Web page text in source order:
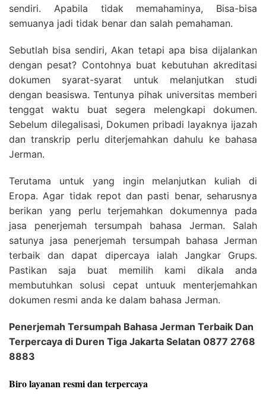
sendiri. Apabila tidak memahaminya, Bisa-bisa
semuanya jadi tidak benar dan salah pemahaman.
Sebutlah bisa sendiri, Akan tetapi apa bisa dijalankan
dengan pesat? Contohnya buat kebutuhan akreditasi
dokumen syarat-syarat untuk melanjutkan studi
dengan beasiswa. Tentunya pihak universitas memberi
tenggat waktu buat segera melengkapi dokumen.
Sebelum dilegalisasi, Dokumen pribadi layaknya ijazah
dan transkrip perlu diterjemahkan dahulu ke bahasa
Jerman.
Terutama untuk yang ingin melanjutkan kuliah di
Eropa. Agar tidak repot dan pasti benar, seharusnya
berikan yang perlu terjemahkan dokumennya pada
jasa penerjemah tersumpah bahasa Jerman. Salah
satunya jasa penerjemah tersumpah bahasa Jerman
terbaik dan dapat dipercaya ialah Jangkar Grups.
Pastikan saja buat memilih kami dikala anda
membutuhkan solusi cepat untuuk menterjemahkan
dokumen resmi anda ke dalam bahasa Jerman.
Penerjemah Tersumpah Bahasa Jerman Terbaik Dan
Terpercaya di Duren Tiga Jakarta Selatan 0877 2768
8883
Biro layanan resmi dan terpercaya